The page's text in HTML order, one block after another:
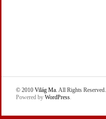
© 2010 Világ Ma. All Rights Reserved.
Powered by WordPress.